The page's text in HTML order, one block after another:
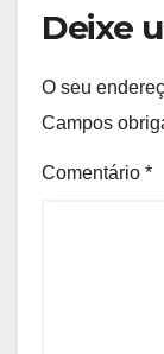
Deixe
O seu
Campos
Comentário *